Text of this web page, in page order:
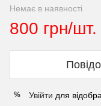
Немає в наявності
800 грн/шт.
% Увійти для